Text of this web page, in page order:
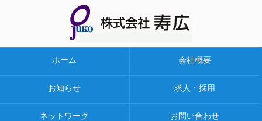
ホーム 会社概要
お知らせ 求人・採用
ネットワーク お問い合わせ